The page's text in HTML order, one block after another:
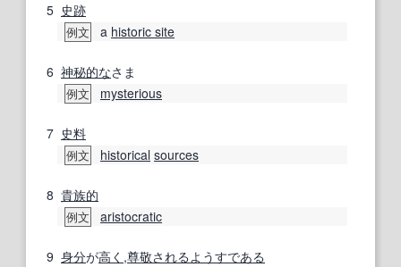
5 史跡
例文 a historic site
6 神秘的なさま
例文 mysterious
7 史料
例文 historical sources
8 貴族的
例文 aristocratic
9 身分が高く ,尊敬されるようすである